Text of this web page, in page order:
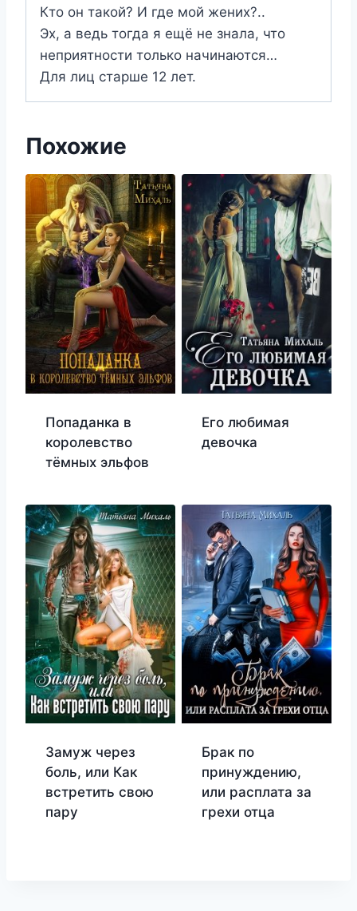
Кто он такой? И где мой жених?..
Эх, а ведь тогда я ещё не знала, что
неприятности только начинаются…
Для лиц старше 12 лет.
Похожие
Попаданка в
королевство
тёмных эльфов
Его любимая
девочка
Замуж через
боль, или Как
встретить свою
пару
Брак по
принуждению,
или расплата за
грехи отца